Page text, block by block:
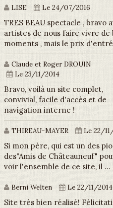
LISE Le 24/07/2016
TRES BEAU spectacle , bravo
artistes de nous faire vivre de
moments , mais le prix
Claude et Roger DROUIN
Le 23/11/2014
Bravo, voilà un site complet,
convivial, facile d'accès et de
navigation interne !
THIREAU-MAYER Le 22/
Si mon père, qui est un des
des"Amis de Châteauneuf"
voir l'ensemble de ce site, il ...
Berni Welten Le 22/11/2014
Site très bien réalisé!